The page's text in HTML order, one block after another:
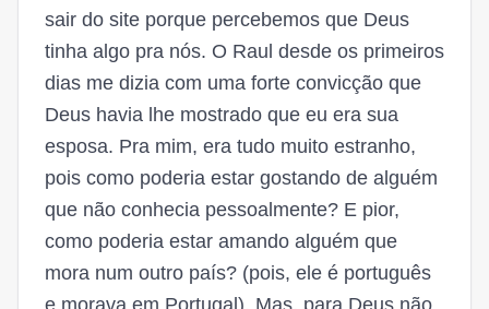
sair do site porque percebemos que Deus
tinha algo pra nós. O Raul desde os primeiros
dias me dizia com uma forte convicção que
Deus havia lhe mostrado que eu era sua
esposa. Pra mim, era tudo muito estranho,
pois como poderia estar gostando de alguém
que não conhecia pessoalmente? E pior,
como poderia estar amando alguém que
mora num outro país? (pois, ele é português
e morava em Portugal). Mas, para Deus não